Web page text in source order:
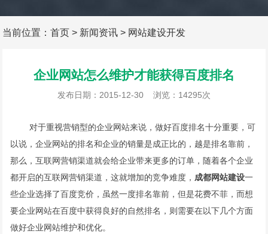
当前位置：首页 > 新闻资讯 > 网站建设开发
企业网站怎么维护才能获得百度排名
发布日期：2015-12-30 浏览：14295次
对于重视营销型的企业网站来说，做好百度排名十分重要，可
以说，企业网站的排名和企业的销量是成正比的，越是排名靠前，
那么，互联网营销渠道就会给企业带来更多的订单，随着各个企业
都开启的互联网营销渠道，这就增加的竞争难度， 成都网站建设一
些企业选择了百度竞价，虽然一度排名靠前，但是花费不菲，而想
要企业网站在百度中获得良好的自然排名，则需要在以下几个方面
做好企业网站维护和优化。